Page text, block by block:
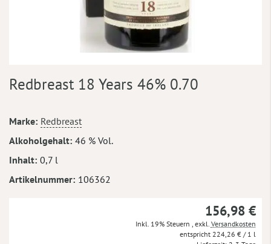
Anfang
springen
Redbreast 18 Years 46% 0.70
Mehr
Informationen
Marke Redbreast
Alkoholgehalt 46 % Vol.
Inhalt 0,7 l
Artikelnummer 106362
156,98 €
Inkl. 19% Steuern exkl. Versandkosten
224,26 € / 1 l